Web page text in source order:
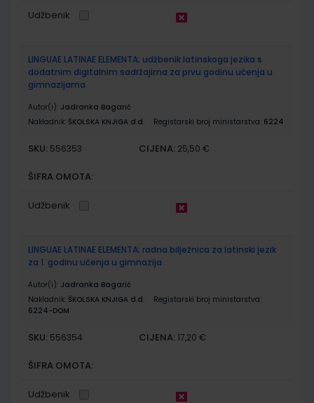
Udžbenik
LINGUAE LATINAE ELEMENTA; udžbenik latinskoga jezika s
dodatnim digitalnim sadržajima za prvu godinu učenja u
gimnazijama
Autor(i): Jadranka Bagarić
Nakladnik: ŠKOLSKA KNJIGA d.d. Registarski broj ministarstva: 6224
SKU: 556353 CIJENA: 25,50 €
ŠIFRA OMOTA:
Udžbenik
LINGUAE LATINAE ELEMENTA; radna bilježnica za latinski jezik
za 1. godinu učenja u gimnazija
Autor(i): Jadranka Bagarić
Nakladnik: ŠKOLSKA KNJIGA d.d.
Registarski broj ministarstva:
6224-DOM
SKU: 556354 CIJENA: 17,20 €
ŠIFRA OMOTA:
Udžbenik